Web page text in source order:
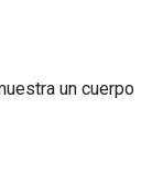
un cuerpo